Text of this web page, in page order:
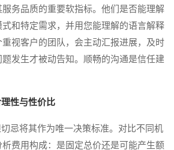
务品质的重要软指标。他们是否能理解
和特定需求，并用您能理解的语言解释
视客户的团队，会主动汇报进展，及时
发生才被动告知。顺畅的沟通是信任建
性与性价比
将其作为唯一决策标准。对比不同机
费用构成：是固定总价还是可能产生额